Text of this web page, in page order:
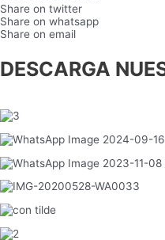
Share on twitter
Share on whatsapp
Share on email
DESCARGA